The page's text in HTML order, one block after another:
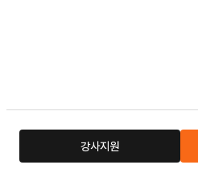
강사지원